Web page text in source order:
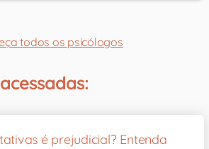
todos os psicólogos
é prejudicial? Entenda